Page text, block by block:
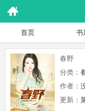
首页 书
春野
分类：
作者：
更新：